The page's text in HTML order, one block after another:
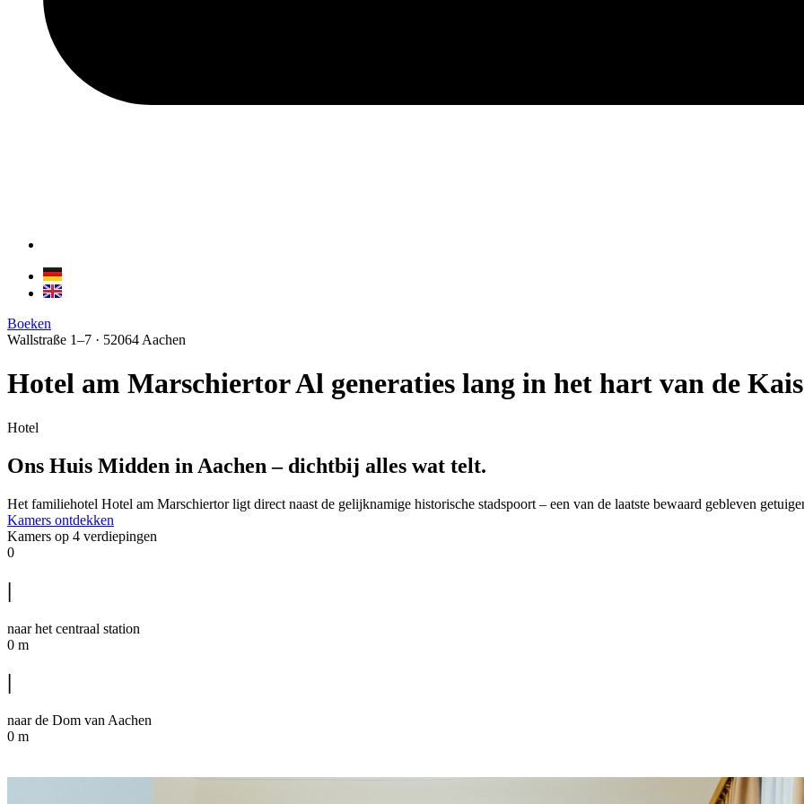
Boeken
Wallstraße 1–7 · 52064 Aachen
Hotel am MarschiertorAl generaties lang in het hart van de
Hotel
Ons Huis Midden in Aachen – dichtbij alles wat telt.
Het familiehotel Hotel am Marschiertor ligt direct naast de gelijknamige historische stadspoort – een van de laatste bewaard gebleven
Kamers ontdekken
Kamers op 4 verdiepingen
0
|
naar het centraal station
0 m
naar de Dom van Aachen
0 m